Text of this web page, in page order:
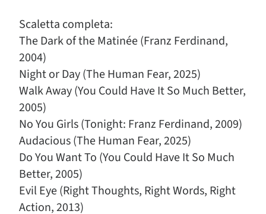
Scaletta completa:
The Dark of the Matinée (Franz Ferdinand,
2004)
Night or Day (The Human Fear, 2025)
Walk Away (You Could Have It So Much Better,
2005)
No You Girls (Tonight: Franz Ferdinand, 2009)
Audacious (The Human Fear, 2025)
Do You Want To (You Could Have It So Much
Better, 2005)
Evil Eye (Right Thoughts, Right Words, Right
Action, 2013)